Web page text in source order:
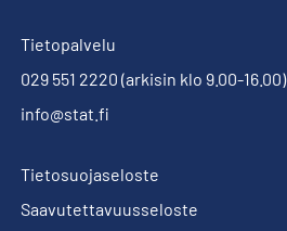
Tietopalvelu
029 551 2220 (arkisin klo 9.00-16.00)
info@stat.fi
Tietosuojaseloste
Saavutettavuusseloste